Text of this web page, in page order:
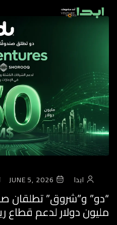
ابدا JUNE 5, 2026
مليون دولار لدعم قطاع